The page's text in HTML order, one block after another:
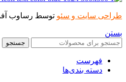
طراحی سایت و سئو توسط رساوب
بستن
جستجو
فهرست
دسته بندی‌ها